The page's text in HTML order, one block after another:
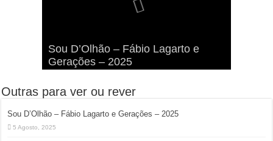
Sou D’Olhão – Fábio Lagarto e
Gerações – 2025
Armona: Música, Comida e
Diversão à Beira-Ria!
Taphani X Benkest: Vídeo Musical
na Ilha da Armona
“Lavar a Loiça” na Ilha dos
Hangares
Quatro Dias Mais Um de Aventura e
Diversão!
Outras para ver ou rever
Sou D’Olhão – Fábio Lagarto e Gerações – 2025
5 Agosto, 2025